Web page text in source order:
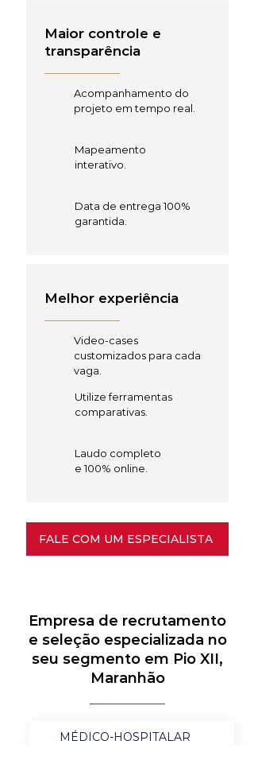
Maior controle e
transparência
Acompanhamento do
projeto em tempo real.
Mapeamento
interativo.
Data de entrega 100%
garantida.
Melhor experiência
Video-cases
customizados para cada
vaga.
Utilize ferramentas
comparativas.
Laudo completo
e 100% online.
FALE COM UM ESPECIALISTA
Empresa de recrutamento
e seleção especializada no
seu segmento em Pio XII,
Maranhão
MÉDICO-HOSPITALAR